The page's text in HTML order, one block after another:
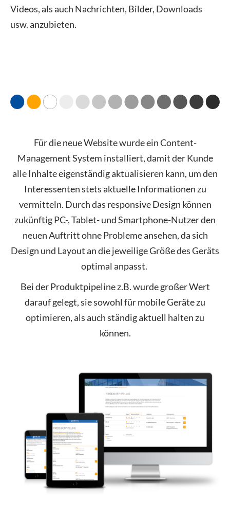
Videos, als auch Nachrichten, Bilder, Downloads
usw. anzubieten.
Für die neue Website wurde ein Content-
Management System installiert, damit der Kunde
alle Inhalte eigenständig aktualisieren kann, um den
Interessenten stets aktuelle Informationen zu
vermitteln. Durch das responsive Design können
zukünftig PC-, Tablet- und Smartphone-Nutzer den
neuen Auftritt ohne Probleme ansehen, da sich
Design und Layout an die jeweilige Größe des Geräts
optimal anpasst.
Bei der Produktpipeline z.B. wurde großer Wert
darauf gelegt, sie sowohl für mobile Geräte zu
optimieren, als auch ständig aktuell halten zu
können.